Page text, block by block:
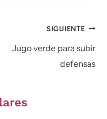
SIGUIENTE
Jugo verde para subir
defensas